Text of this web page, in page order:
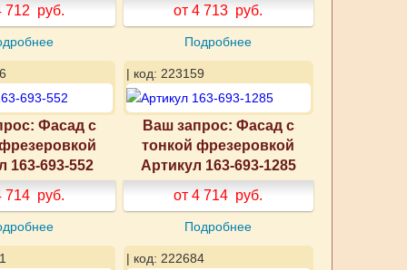
712 руб. от 4 713 руб.
Подробнее
Фасад с
163-693-552
714 руб.
| код: 223159
Ваш запрос: Фасад с
тонкой фрезеровкой
Артикул 163-693-1285
от 4 714 руб.
Подробнее
| код: 222684